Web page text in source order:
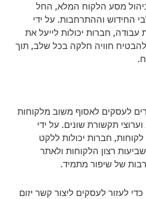
מסע הלקוח המלא, החל
החידוש וההתרחבות. על ידי
עבודה, חברות יכולות לייעל את
חוויה חלקה בכל שלב, תוך
לעסקים לאסוף משוב מלקוחות
תקשורת שונים. על ידי
חברות יכולות ללקט
רצון הלקוחות ולאתר
של שיפור מתמיד.
לעזור לעסקים ליצור קשר יזום